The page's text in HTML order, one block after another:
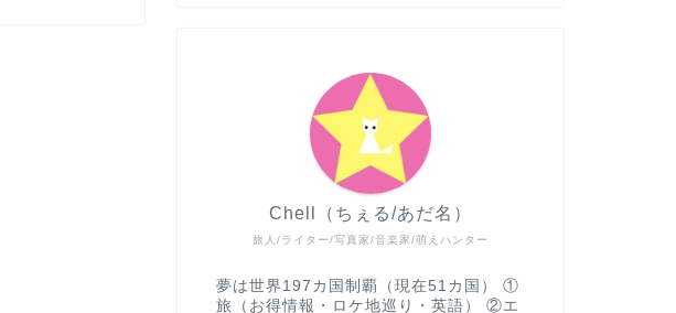
旅人/ライター/写真家/音楽家/萌えハンター
Chell（ちぇる/あだ名）
夢は世界197カ国制覇（現在51カ国） ①
旅（お得情報・ロケ地巡り・英語） ②エ